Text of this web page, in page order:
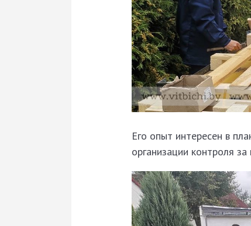
Его опыт интересен в
организации контроля